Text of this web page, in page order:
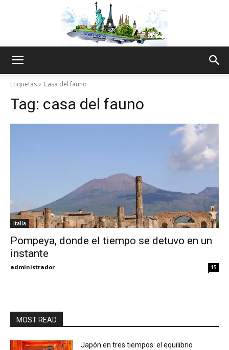
My
Etiquetas Casa del fauno
Tag: casa del fauno
Italia
Pompeya, donde el tiempo se detuvo en un
instante
administrador 15
MOST READ
Japón en tres tiempos: el equilibrio